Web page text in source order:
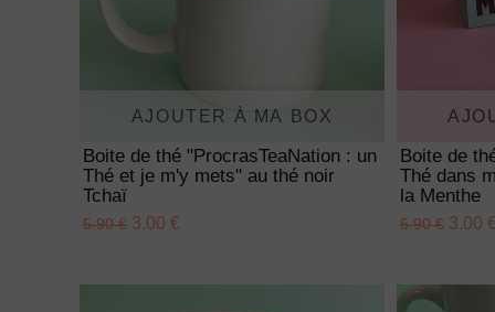
AJOUTER À MA BOX
Boite de thé "ProcrasTeaNation : un
Thé et je m'y mets" au thé noir
Tchaï
5.90 € 3.00 €
Boite de
Thé dans
la Menthe
5.90 €3.00 €